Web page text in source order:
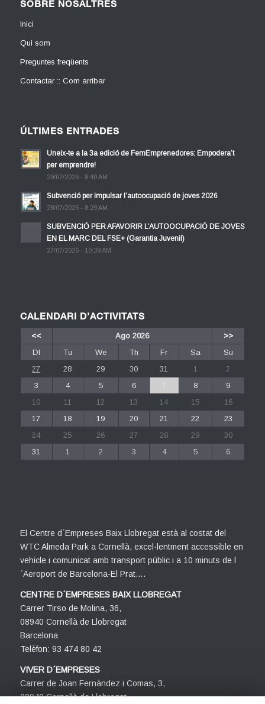
SOBRE NOSALTRES
Inici
Qui som
Preguntes freqüents
Contactar :: Com arribar
ÚLTIMES ENTRADES
Uneix-te a la 3a edició de FemEmprenedores: Empodera’t
per emprendre!
29/07/2026 - 8:40 AM
Subvenció per impulsar l’autoocupació de joves 2026
28/07/2026 - 8:29 AM
SUBVENCIÓ PER AFAVORIR L’AUTOOCUPACIÓ DE JOVES
EN EL MARC DEL FSE+ (Garantia Juvenil)
27/07/2026 - 10:39 AM
CALENDARI D’ACTIVITATS
<< Ago 2026
>>
Dl
Tu We Th Fr Sa
Su
27
28 29 30 31 1
2
3
4 5 6 7 8
9
10
11 12 13 14 15
16
17
18 19 20 21 22
23
24
25 26 27 28 29
30
31
1 2 3 4 5 6
El Centre d´Empreses Baix Llobregat està al costat del
WTC Almeda Park a Cornellà, excel·lentment accessible en
vehicle i comunicat amb transport públic i a 10 minuts de l
´Aeroport de Barcelona-El Prat….
CENTRE D´EMPRESES BAIX LLOBREGAT
Carrer Tirso de Molina, 36,
08940 Cornellà de Llobregat
Barcelona
Telèfon: 93 474 80 42
VIVER D´EMPRESES
Carrer de Joan Fernàndez i Comas, 3,
08940 Cornellà de Llobregat